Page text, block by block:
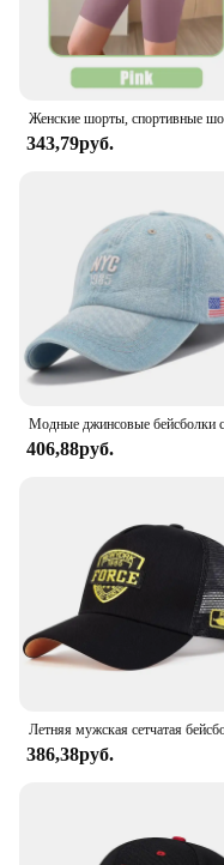
343,79руб.
406,88руб.
386,38руб.